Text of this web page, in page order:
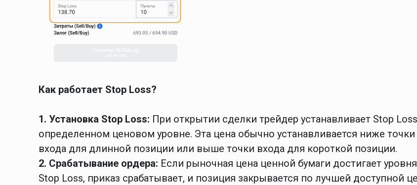
Как работает Stop Loss?
1. Установка Stop Loss: При открытии сделки трейдер устанавливает Stop
определенном ценовом уровне. Эта цена обычно устанавливается ниже точки
входа для длинной позиции или выше точки входа для короткой позиции.
2. Срабатывание ордера: Если рыночная цена ценной бумаги достигает уровня
Stop Loss, приказ срабатывает, и позиция закрывается по лучшей доступной